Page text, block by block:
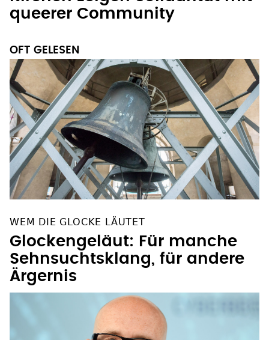
queerer Community
OFT GELESEN
WEM DIE GLOCKE LÄUTET
Glockengeläut: Für manche
Sehnsuchtsklang, für andere
Ärgernis